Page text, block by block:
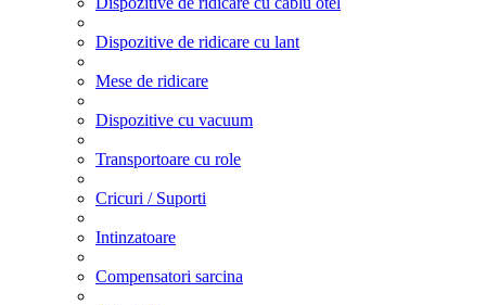
Dispozitive de ridicare cu lant
Mese de ridicare
Dispozitive cu vacuum
Transportoare cu role
Cricuri / Suporti
Intinzatoare
Compensatori sarcina